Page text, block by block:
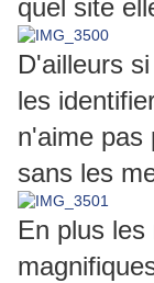
quel site
D'ailleurs
les
n'aime pas
sans les
En plus